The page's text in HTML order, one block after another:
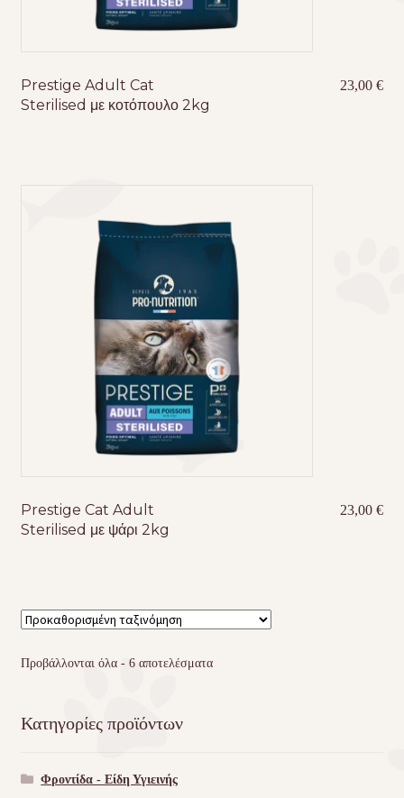
Prestige Adult Cat
Sterilised με κοτόπουλο 2kg
23,00€
Prestige Cat Adult
Sterilised με ψάρι 2kg
23,00€
Προβάλλονται όλα - 6 αποτελέσματα
Κατηγορίες προϊόντων
Φροντίδα - Είδη Υγιεινής